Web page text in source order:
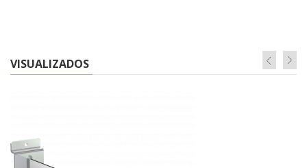
VISUALIZADOS